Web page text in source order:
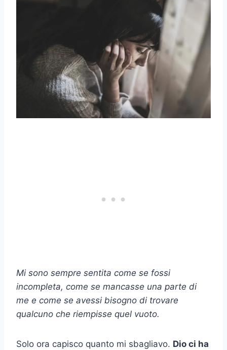
Mi sono sempre sentita come se fossi
incompleta, come se mancasse una parte di
me e come se avessi bisogno di trovare
qualcuno che riempisse quel vuoto.
Solo ora capisco quanto mi sbagliavo. Dio ci ha